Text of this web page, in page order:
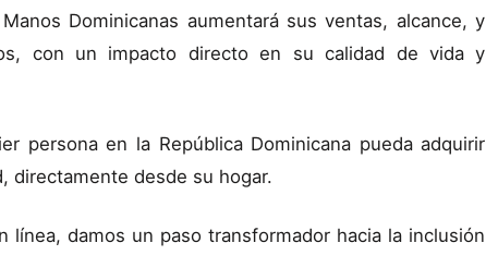
Dominicanas aumentará sus ventas, alcance, y
con un impacto directo en su calidad de vida y
persona en la República Dominicana pueda adquirir
directamente desde su hogar.
línea, damos un paso transformador hacia la inclusión